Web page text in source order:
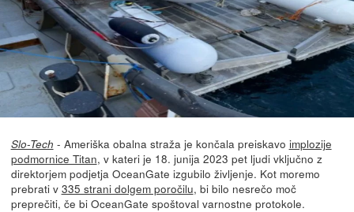
Slo-Tech - Ameriška obalna straža je končala preiskavo implozije
podmornice Titan, v kateri je 18. junija 2023 pet ljudi vključno z
direktorjem podjetja OceanGate izgubilo življenje. Kot moremo
prebrati v 335 strani dolgem poročilu, bi bilo nesrečo moč
preprečiti, če bi OceanGate spoštoval varnostne protokole.